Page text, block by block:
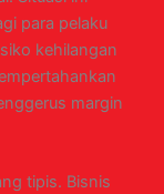
para pelaku
kehilangan
margin
tipis. Bisnis